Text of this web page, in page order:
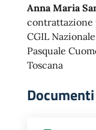
Anna Maria
contrattazione
CGIL Nazionale
Pasquale
Toscana
Documenti